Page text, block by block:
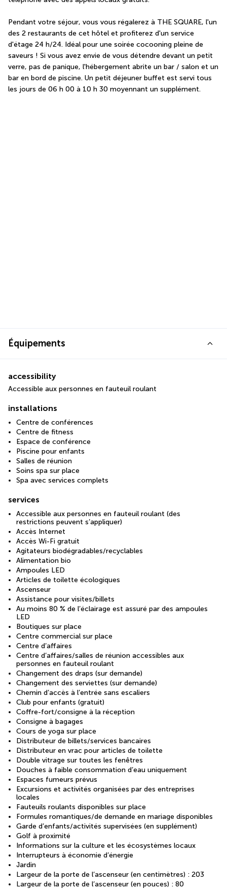
Pendant votre séjour, vous vous régalerez à THE SQUARE, l'un
des 2 restaurants de cet hôtel et profiterez d'un service
d'étage 24 h/24. Idéal pour une soirée cocooning pleine de
saveurs ! Si vous avez envie de vous détendre devant un petit
verre, pas de panique, l'hébergement abrite un bar / salon et un
bar en bord de piscine. Un petit déjeuner buffet est servi tous
les jours de 06 h 00 à 10 h 30 moyennant un supplément.
Équipements
accessibility
Accessible aux personnes en fauteuil roulant
installations
Centre de conférences
Centre de fitness
Espace de conférence
Piscine pour enfants
Salles de réunion
Soins spa sur place
Spa avec services complets
services
Accessible aux personnes en fauteuil roulant (des
restrictions peuvent s’appliquer)
Accès Internet
Accès Wi-Fi gratuit
Agitateurs biodégradables/recyclables
Alimentation bio
Ampoules LED
Articles de toilette écologiques
Ascenseur
Assistance pour visites/billets
Au moins 80 % de l’éclairage est assuré par des ampoules
LED
Boutiques sur place
Centre commercial sur place
Centre d’affaires
Centre d’affaires/salles de réunion accessibles aux
personnes en fauteuil roulant
Changement des draps (sur demande)
Changement des serviettes (sur demande)
Chemin d’accès à l’entrée sans escaliers
Club pour enfants (gratuit)
Coffre-fort/consigne à la réception
Consigne à bagages
Cours de yoga sur place
Distributeur de billets/services bancaires
Distributeur en vrac pour articles de toilette
Double vitrage sur toutes les fenêtres
Douches à faible consommation d’eau uniquement
Espaces fumeurs prévus
Excursions et activités organisées par des entreprises
locales
Fauteuils roulants disponibles sur place
Formules romantiques/de demande en mariage disponibles
Garde d’enfants/activités supervisées (en supplément)
Golf à proximité
Informations sur la culture et les écosystèmes locaux
Interrupteurs à économie d’énergie
Jardin
Largeur de la porte de l’ascenseur (en centimètres) : 203
Largeur de la porte de l’ascenseur (en pouces) : 80